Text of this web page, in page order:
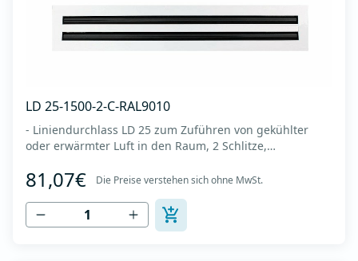
LD 25-1500-2-C-RAL9010
- Liniendurchlass LD 25 zum Zuführen von gekühlter
oder erwärmter Luft in den Raum, 2 Schlitze,
Wand montiert -Es besteht aus eloxiertem Aluminium in
RAL 9010 (weiße Farbe). -Integrierter Kunststoffregler
(Deflektor), der den Luftstrom lenkt (links-re...
81,07€ Die Preise verstehen sich ohne MwSt.